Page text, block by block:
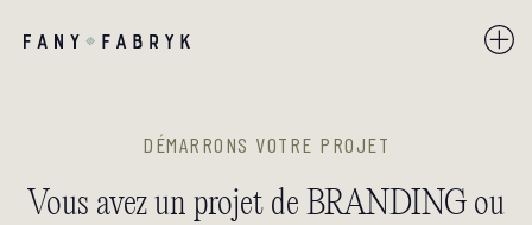
DÉMARRONS VOTRE PROJET
Vous avez un projet de BRANDING ou